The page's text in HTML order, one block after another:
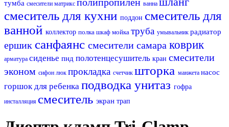
тумба смесители матрикс ванна
смеситель для кухни поддон смеситель для
ванной коллектор полка шкаф мойка труба умывальник радиатор
ершик санфаянс смесители самара коврик
арматура сиденье пнд полотенцесушитель кран смесители
эконом сифон люк прокладка счетчик шторка манжета насос
горшок для ребенка подводка унитаз гофра
инсталляция смеситель экран трап